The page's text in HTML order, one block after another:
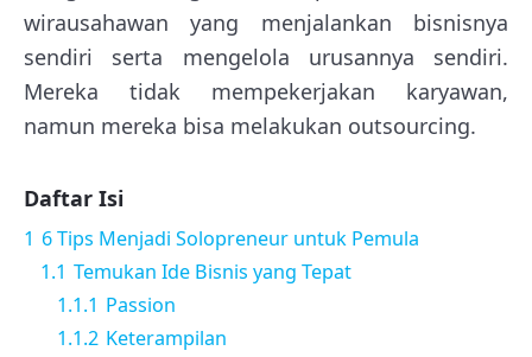
wirausahawan yang menjalankan bisnisnya
sendiri serta mengelola urusannya sendiri.
Mereka tidak mempekerjakan karyawan,
namun mereka bisa melakukan outsourcing.
Daftar Isi
1 6 Tips Menjadi Solopreneur untuk Pemula
1.1 Temukan Ide Bisnis yang Tepat
1.1.1 Passion
1.1.2 Keterampilan